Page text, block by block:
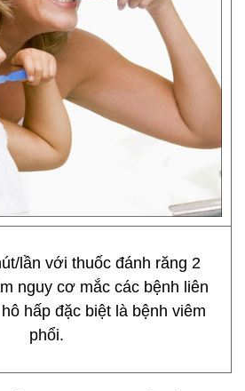
lần với thuốc đánh răng 2
nguy cơ mắc các bệnh liên
hấp đặc biệt là bệnh viêm
phổi.